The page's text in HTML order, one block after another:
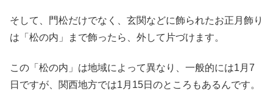
そして、門松だけでなく、玄関などに飾られたお正月飾り
は「松の内」まで飾ったら、外して片づけます。
この「松の内」は地域によって異なり、一般的には1月7
日ですが、関西地方では1月15日のところもあるんです。